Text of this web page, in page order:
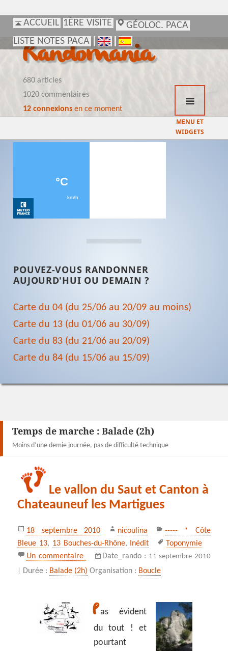
ACCUEIL 1ÈRE VISITE
GÉOLOC. PACA
LISTE NOTES PACA
Randomania
680 articles
1020 commentaires
12 connexionsen ce moment
MENU ET
WIDGETS
POUVEZ-VOUS RANDONNER
AUJOURD'HUI OU DEMAIN ?
Carte du 04 (du 25/06 au 20/09 au moins)
Carte du 13 (du 01/06 au 30/09)
Carte du 83 (du 21/06 au 20/09)
Carte du 84 (du 15/06 au 15/09)
ACCUEIL 1ÈRE VISITE
GÉOLOC. PACA
LISTE NOTES PACA
Temps de marche : Balade (2h)
Moins d’une demie journée, pas de difficulté technique
Le vallon du Saut et Canton à
Chateauneuf les Martigues
Publié
le
18 septembre 2010 Auteur
nicoulina Catégories
----- * Côte
Bleue 13, 13 Bouches-du-Rhône, Inédit
Mots-
clés
Toponymie
Un commentaire
sur Le vallon du Saut et Canton à
Date_rando : 11 septembre 2010
Durée : Balade (2h) Organisation : Boucle
Pas évident
du tout ! et
pourtant